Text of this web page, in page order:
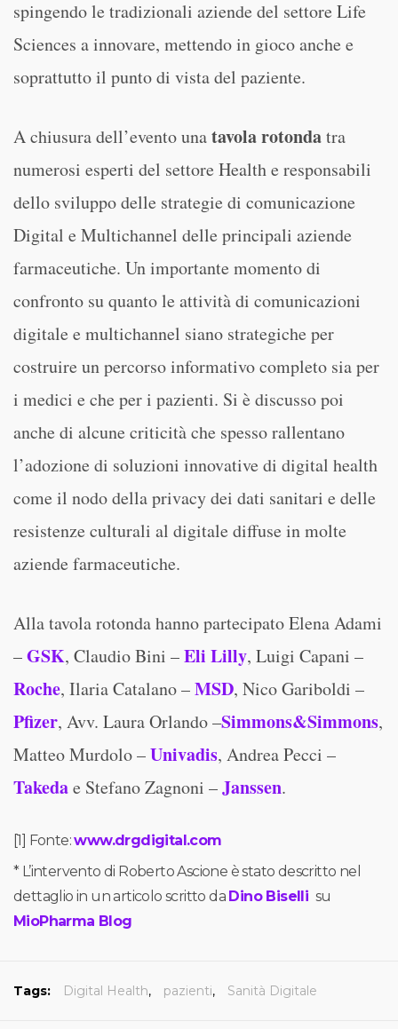
spingendo le tradizionali aziende del settore Life
Sciences a innovare, mettendo in gioco anche e
soprattutto il punto di vista del paziente.
A chiusura dell’evento unatavola rotondatra
numerosi esperti del settore Health e responsabili
dello sviluppo delle strategie di comunicazione
Digital e Multichannel delle principali aziende
farmaceutiche. Un importante momento di
confronto su quanto le attività di comunicazioni
digitale e multichannel siano strategiche per
costruire un percorso informativo completo sia per
i medici e che per i pazienti. Si è discusso poi
anche di alcune criticità che spesso rallentano
l’adozione di soluzioni innovative di digital health
come il nodo della privacy dei dati sanitari e delle
resistenze culturali al digitale diffuse in molte
aziende farmaceutiche.
Alla tavola rotonda hanno partecipato Elena Adami
–GSK, Claudio Bini –Eli Lilly, Luigi Capani –
Roche, Ilaria Catalano –MSD, Nico Gariboldi –
Pfizer, Avv. Laura Orlando –Simmons&Simmons,
Matteo Murdolo –Univadis, Andrea Pecci –
Takedae Stefano Zagnoni –Janssen.
[1] Fonte:www.drgdigital.com
* L’intervento di Roberto Ascione è stato descritto nel
dettaglio in un articolo scritto da Dino Biselli su
MioPharma Blog
Tags: Digital Health, pazienti, Sanità Digitale